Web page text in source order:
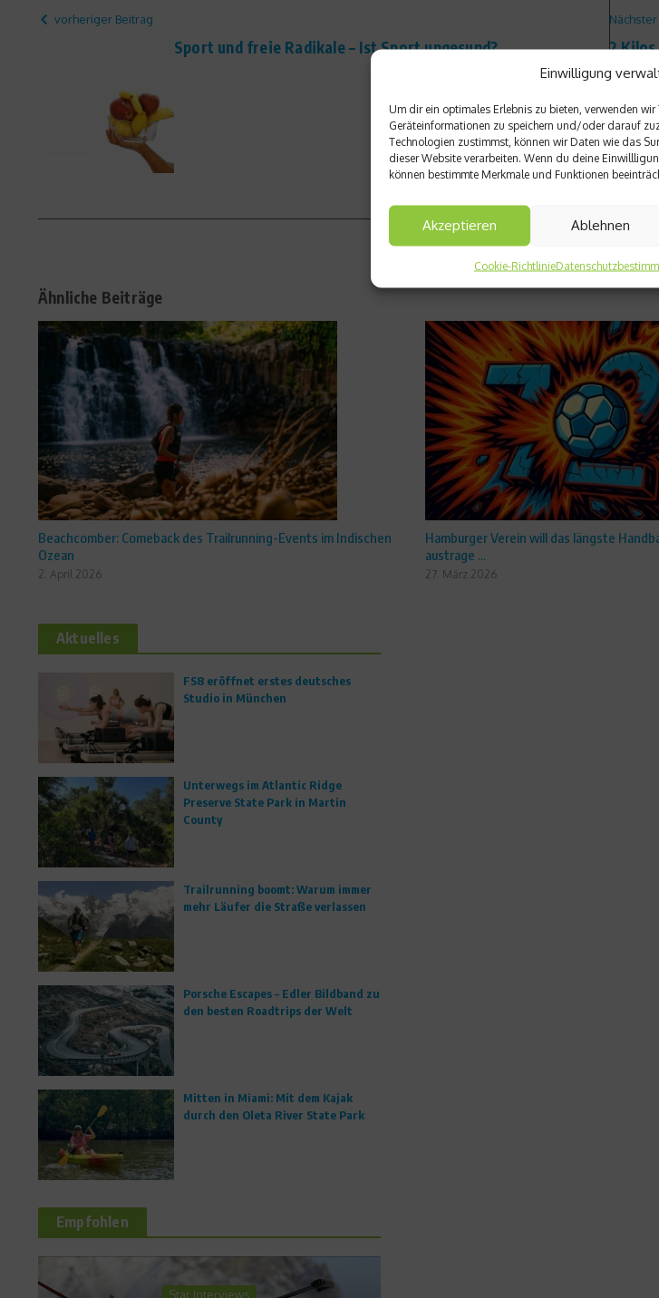
Einwilligung
Um dir ein optimales Erlebnis zu bieten, verwenden
Geräteinformationen zu speichern und/oder darauf
Technologien zustimmst, können wir Daten wie das
dieser Website verarbeiten. Wenn du deine
können bestimmte Merkmale und Funktionen
Akzeptieren Ablehnen
Cookie-Richtlinie
vorheriger Beitrag
Sport und freie Radikale – Ist Sport ungesund? 2
Ähnliche Beiträge
Beachcomber: Comeback des Trailrunning-Events im Indischen
Ozean
2. April 2026
Hamburger Verein will das längste
austrage ...
27. März 2026
Aktuelles
FS8 eröffnet erstes deutsches
Studio in München
Unterwegs im Atlantic Ridge
Preserve State Park in Martin
County
Trailrunning boomt: Warum immer
mehr Läufer die Straße verlassen
Porsche Escapes – Edler Bildband zu
den besten Roadtrips der Welt
Mitten in Miami: Mit dem Kajak
durch den Oleta River State Park
Empfohlen